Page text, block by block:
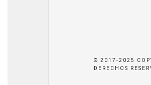
© 2017-2025
DERECHOS